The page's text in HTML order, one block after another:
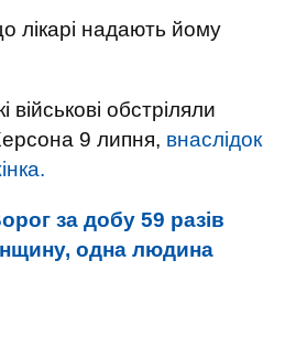
лікарі надають йому
військові обстріляли
9 липня, внаслідок
за добу 59 разів
одна людина